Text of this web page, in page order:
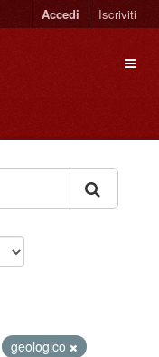
Accedi Iscriviti
geologico